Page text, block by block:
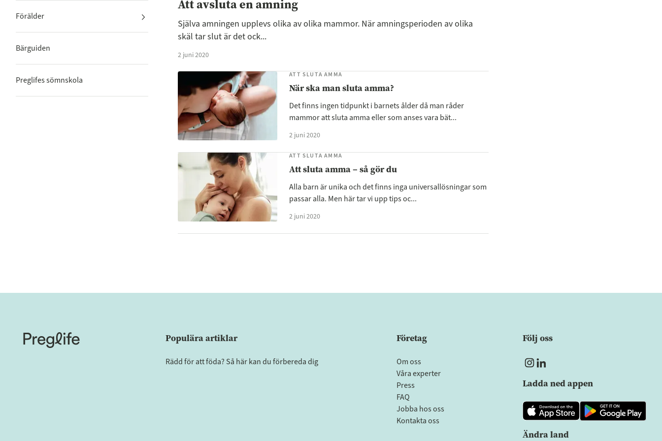
Förälder
Bärguiden
Preglifes sömnskola
Att avsluta en amning
Själva amningen upplevs olika av olika mammor. När amningsperioden av olika
skäl tar slut är det ock...
2 juni 2020
ATT SLUTA AMMA
När ska man sluta amma?
Det finns ingen tidpunkt i barnets ålder då man råder
mammor att sluta amma eller som anses vara bät...
2 juni 2020
ATT SLUTA AMMA
Att sluta amma – så gör du
Alla barn är unika och det finns inga universallösningar som
passar alla. Men här tar vi upp tips oc...
2 juni 2020
Populära artiklar
Rädd för att föda? Så här kan du förbereda dig
Företag
Om oss
Våra experter
Press
FAQ
Jobba hos oss
Kontakta oss
Följ oss
Ladda ned appen
Ändra land